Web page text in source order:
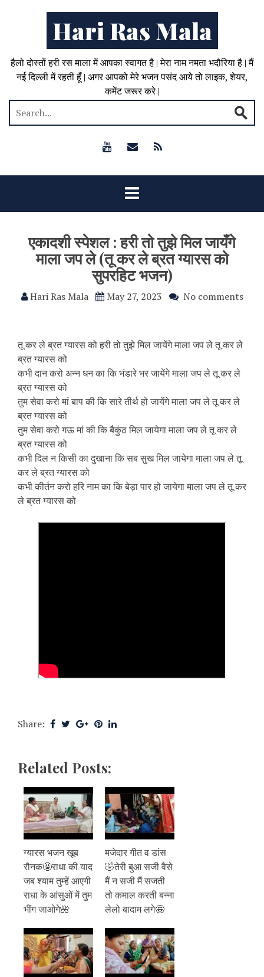
Hari Ras Mala
हैलो दोस्तों हरी रस माला में आपका स्वागत है | मेरा नाम नमता भदौरिया है | मैं
नई दिल्ली में रहती हूँ | अगर आपको मेरे भजन पसंद आये तो लाइक, शेयर,
कमेंट जरूर करे |
एकादशी स्पेशल : हरी तो तुझे मिल जायँगे
माला जप ले (तू कर ले ब्रत ग्यारस को
सुपरहिट भजन)
Hari Ras Mala May 27, 2023 No comments
तू कर ले ब्रत ग्यारस को हरी तो तुझे मिल जायेंगे माला जप ले तू कर ले
ब्रत ग्यारस को
कभी दान करो अन्न धन का कि भंडारे भर जायेंगे माला जप ले तू कर ले
ब्रत ग्यारस को
तुम सेवा करो मां बाप की कि सारे तीर्थ हो जायेंगे माला जप ले तू कर ले
ब्रत ग्यारस को
तुम सेवा करो गऊ मां की कि बैकुंठ मिल जायेगा माला जप ले तू कर ले
ब्रत ग्यारस को
कभी दिल न किसी का दुखाना कि सब सुख मिल जायेगा माला जप ले तू
कर ले ब्रत ग्यारस को
कभी कीर्तन करो हरि नाम का कि बेड़ा पार हो जायेगा माला जप ले तू कर
ले ब्रत ग्यारस को
Share:
Related Posts:
ग्यारस भजन खूब
रौनक🤩राधा की याद
जब श्याम तुम्हें आएगी
राधा के आंसुओं में तुम
भींग जाओगे🌺
मजेदार गीत व डांस
🤣तेरी बुआ सजी वैसे
मैं न सजी मैं सजती
तो कमाल करती बन्ना
लेलो बादाम लगे🤩